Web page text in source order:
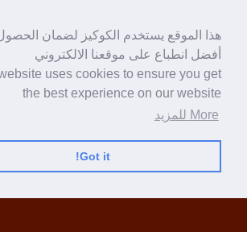
هذا الموقع يستخدم الكوكيز لضمان
أفضل انطباع على موقعنا الالكتروني
uses cookies to ensure you get
the best experience on our website
More للمزيد
Got it!